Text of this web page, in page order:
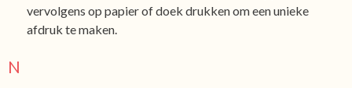
vervolgens op papier of doek drukken om een unieke
afdruk te maken.
N